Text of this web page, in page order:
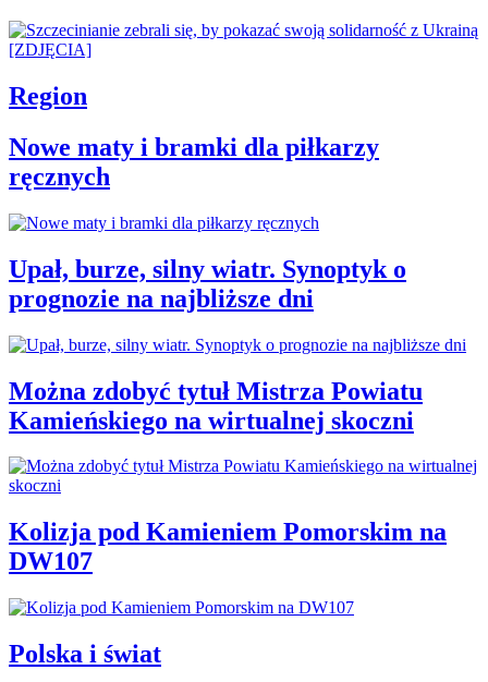
Region
Nowe maty i bramki dla piłkarzy
ręcznych
Upał, burze, silny wiatr. Synoptyk o
prognozie na najbliższe dni
Można zdobyć tytuł Mistrza Powiatu
Kamieńskiego na wirtualnej skoczni
Kolizja pod Kamieniem Pomorskim na
DW107
Polska i świat